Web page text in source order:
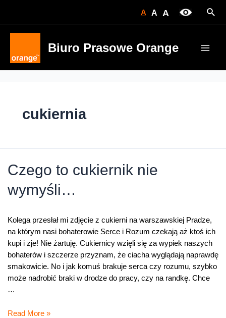
A A A
Biuro Prasowe Orange
cukiernia
Czego to cukiernik nie
wymyśli…
Kolega przesłał mi zdjęcie z cukierni na warszawskiej Pradze,
na którym nasi bohaterowie Serce i Rozum czekają aż ktoś ich
kupi i zje! Nie żartuję. Cukiernicy wzięli się za wypiek naszych
bohaterów i szczerze przyznam, że ciacha wyglądają naprawdę
smakowicie. No i jak komuś brakuje serca czy rozumu, szybko
może nadrobić braki w drodze do pracy, czy na randkę. Chce
…
Czego
Read More »